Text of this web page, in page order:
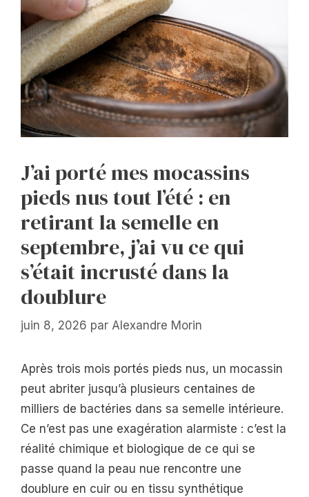
J’ai porté mes mocassins
pieds nus tout l’été : en
retirant la semelle en
septembre, j’ai vu ce qui
s’était incrusté dans la
doublure
juin 8, 2026 par Alexandre Morin
Après trois mois portés pieds nus, un mocassin
peut abriter jusqu’à plusieurs centaines de
milliers de bactéries dans sa semelle intérieure.
Ce n’est pas une exagération alarmiste : c’est la
réalité chimique et biologique de ce qui se
passe quand la peau nue rencontre une
doublure en cuir ou en tissu synthétique